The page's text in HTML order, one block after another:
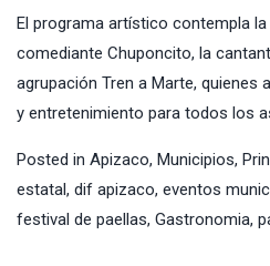
El programa artístico contempla
comediante Chuponcito, la
agrupación Tren a Marte, quienes
y entretenimiento para todos los
Posted in Apizaco, Municipios,
estatal, dif apizaco, eventos
festival de paellas, Gastronomia,